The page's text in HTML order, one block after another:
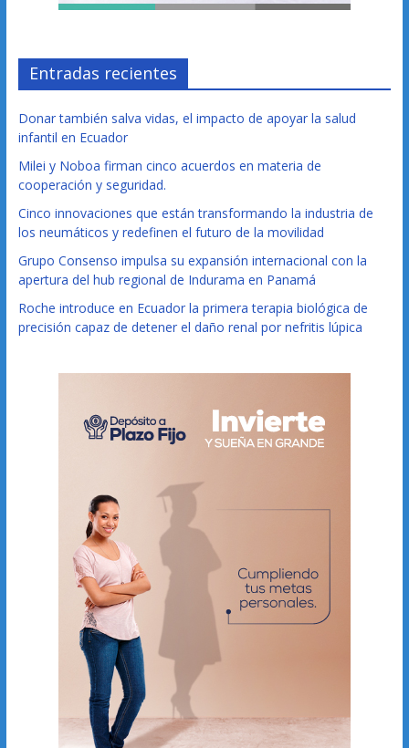
Entradas recientes
Donar también salva vidas, el impacto de apoyar la salud
infantil en Ecuador
Milei y Noboa firman cinco acuerdos en materia de
cooperación y seguridad.
Cinco innovaciones que están transformando la industria de
los neumáticos y redefinen el futuro de la movilidad
Grupo Consenso impulsa su expansión internacional con la
apertura del hub regional de Indurama en Panamá
Roche introduce en Ecuador la primera terapia biológica de
precisión capaz de detener el daño renal por nefritis lúpica